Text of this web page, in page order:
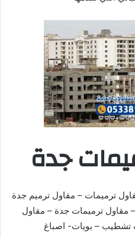
جدة
ترميمات – مقاول ترميم جدة
مقاول ترميمات جدة – مقاول
تشطيب – بويات- اصباغ